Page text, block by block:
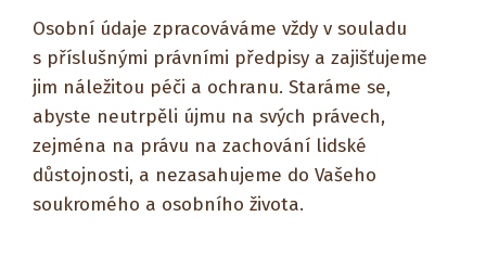
Osobní údaje zpracováváme vždy v souladu
s příslušnými právními předpisy a zajišťujeme
jim náležitou péči a ochranu. Staráme se,
abyste neutrpěli újmu na svých právech,
zejména na právu na zachování lidské
důstojnosti, a nezasahujeme do Vašeho
soukromého a osobního života.